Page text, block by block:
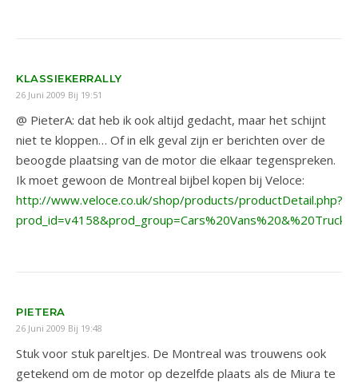
KLASSIEKERRALLY
26 Juni 2009 Bij 19:51
@ PieterA: dat heb ik ook altijd gedacht, maar het schijnt
niet te kloppen… Of in elk geval zijn er berichten over de
beoogde plaatsing van de motor die elkaar tegenspreken.
Ik moet gewoon de Montreal bijbel kopen bij Veloce:
http://www.veloce.co.uk/shop/products/productDetail.php?
PIETERA
26 Juni 2009 Bij 19:48
Stuk voor stuk pareltjes. De Montreal was trouwens ook
getekend om de motor op dezelfde plaats als de Miura te